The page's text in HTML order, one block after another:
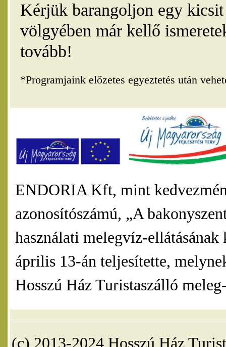
Kérjük barangoljon egy
völgyében már kellő
tovább!
*Programjaink előzetes egyeztetés után
ENDORIA Kft, mint
azonosítószámú, „A
használati melegvíz-
április 13-án teljesítette,
Hosszú Ház Turistaszálló
(c) 2013-2024 Hosszú Ház